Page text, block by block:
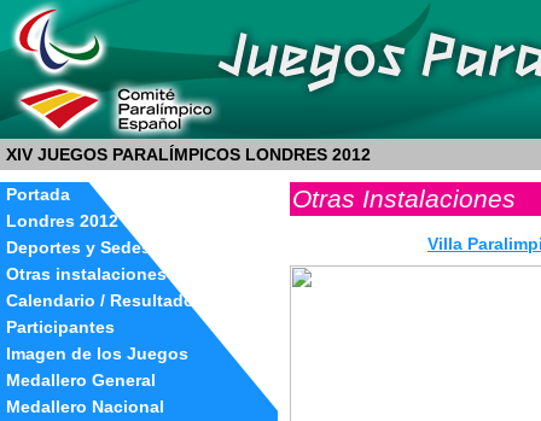
XIV JUEGOS PARALÍMPICOS LONDRES 2012
Portada
Londres 2012
Deportes y Sedes
Otras instalaciones
Calendario / Resultados
Participantes
Imagen de los Juegos
Medallero General
Medallero Nacional
Otras Instalaciones
Villa